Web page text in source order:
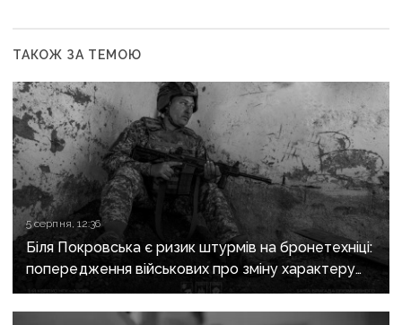
ТАКОЖ ЗА ТЕМОЮ
5 серпня, 12:36
Біля Покровська є ризик штурмів на бронетехніці:
попередження військових про зміну характеру
боїв на напрямку